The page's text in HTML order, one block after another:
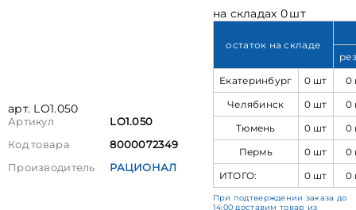
арт. LO1.050
Артикул
LO1.050
Код товара
8000072349
Производитель
РАЦИОНАЛ
на складах 0 шт
остаток на складе
Екатеринбург
0 шт
0
Челябинск
0 шт
0
Тюмень
0 шт
0
Пермь
0 шт
0
ИТОГО:
0 шт 0
При подтверждении заказа до
14:00 доставим товар из